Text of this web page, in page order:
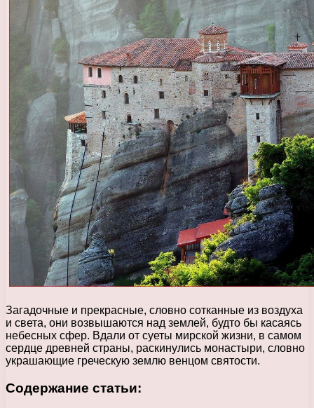
Загадочные и прекрасные, словно сотканные из воздуха
и света, они возвышаются над землей, будто бы касаясь
небесных сфер. Вдали от суеты мирской жизни, в самом
сердце древней страны, раскинулись монастыри, словно
украшающие греческую землю венцом святости.
Содержание статьи: